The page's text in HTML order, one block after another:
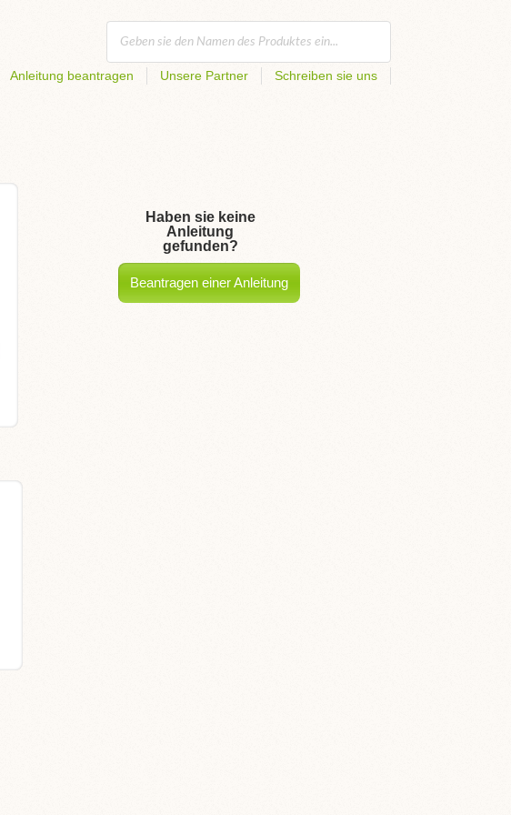
Anleitung beantragen Unsere Partner Schreiben sie uns
Haben sie keine
Anleitung
gefunden?
Beantragen einer Anleitung